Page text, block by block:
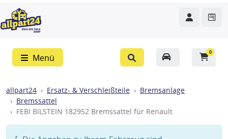
Menü
0
allpart24 Ersatz- & Verschleißteile
Bremsanlage
Bremssattel
FEBI BILSTEIN 182952 Bremssattel für Renault